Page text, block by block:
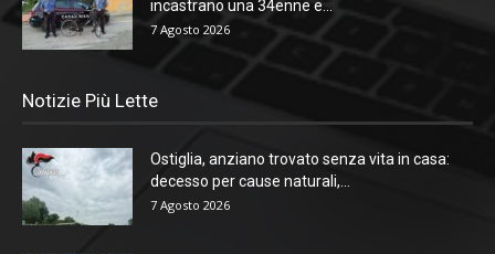
incastrano una 34enne e...
7 Agosto 2026
Notizie Più Lette
Ostiglia, anziano trovato senza vita in casa:
decesso per cause naturali,...
7 Agosto 2026